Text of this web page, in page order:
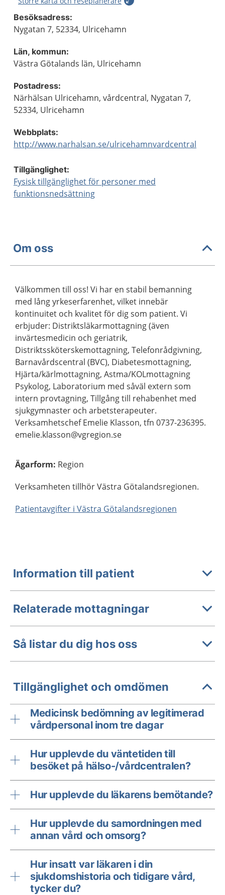
Besöksadress:
Nygatan 7, 52334, Ulricehamn
Län, kommun:
Västra Götalands län, Ulricehamn
Postadress:
Närhälsan Ulricehamn, vårdcentral, Nygatan 7,
52334, Ulricehamn
Webbplats:
http://www.narhalsan.se/ulricehamnvardcentral
Tillgänglighet:
Fysisk tillgänglighet för personer med
funktionsnedsättning
Om oss
Välkommen till oss! Vi har en stabil bemanning
med lång yrkeserfarenhet, vilket innebär
kontinuitet och kvalitet för dig som patient. Vi
erbjuder: Distriktsläkarmottagning (även
invärtesmedicin och geriatrik,
Distriktssköterskemottagning, Telefonrådgivning,
Barnavårdscentral (BVC), Diabetesmottagning,
Hjärta/kärlmottagning, Astma/KOLmottagning
Psykolog, Laboratorium med såväl extern som
intern provtagning, Tillgång till rehabenhet med
sjukgymnaster och arbetsterapeuter.
Verksamhetschef Emelie Klasson, tfn 0737-236395.
emelie.klasson@vgregion.se
Ägarform: Region
Verksamheten tillhör Västra Götalandsregionen.
Patientavgifter i Västra Götalandsregionen
Information till patient
Relaterade mottagningar
Så listar du dig hos oss
Tillgänglighet och omdömen
Medicinsk bedömning av legitimerad
vårdpersonal inom tre dagar
Hur upplevde du väntetiden till
besöket på hälso-/vårdcentralen?
Hur upplevde du läkarens bemötande?
Hur upplevde du samordningen med
annan vård och omsorg?
Hur insatt var läkaren i din
sjukdomshistoria och tidigare vård,
tycker du?